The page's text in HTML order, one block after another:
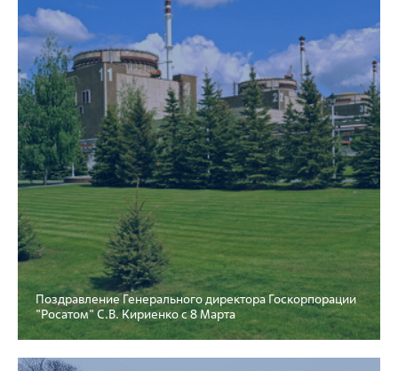
Поздравление Генерального директора Госкорпорации
"Росатом" С.В. Кириенко с 8 Марта